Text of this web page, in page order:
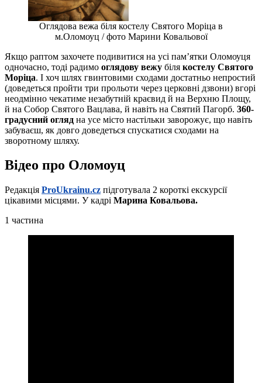
Оглядова вежа біля костелу Святого Моріца в
м.Оломоуц / фото Марини Ковальової
Якщо раптом захочете подивитися на усі пам’ятки Оломоуця
одночасно, тоді радимо оглядову вежу біля костелу Святого
Моріца. І хоч шлях гвинтовими сходами достатньо непростий
(доведеться пройти три прольоти через церковні дзвони) вгорі
неодмінно чекатиме незабутній краєвид й на Верхню Площу,
й на Собор Святого Вацлава, й навіть на Святий Пагорб. 360-
градусний огляд на усе місто настільки заворожує, що навіть
забуваєш, як довго доведеться спускатися сходами на
зворотному шляху.
Відео про Оломоуц
Редакція ProUkrainu.cz підготувала 2 короткі екскурсії
цікавими місцями. У кадрі Марина Ковальова.
1 частина